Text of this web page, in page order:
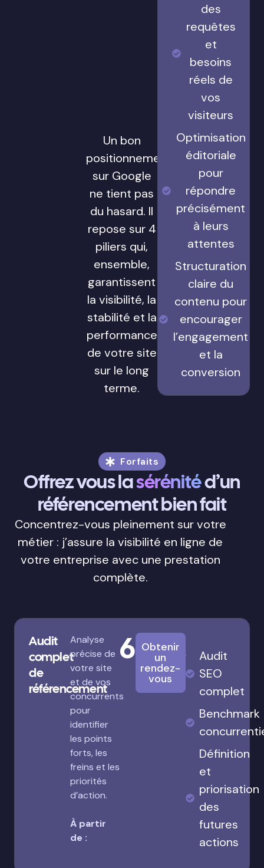
Un bon
positionnement
sur Google
ne tient pas
du hasard. Il
repose sur 4
piliers qui,
ensemble,
garantissent
la visibilité, la
stabilité et la
performance
de votre site
sur le long
terme.
des
requêtes
et
besoins
réels de
vos
visiteurs
Optimisation
éditoriale
pour
répondre
précisément
à leurs
attentes
Structuration
claire du
contenu pour
encourager
l’engagement
et la
conversion
Forfaits
Offrez vous lasérénitéd’un
référencement bien fait
Concentrez-vous pleinement sur votre
métier : j’assure la visibilité en ligne de
votre entreprise avec une prestation
complète.
Audit
complet
de
référencement
Analyse
précise de
votre site
et de vos
concurrents
pour
identifier
les points
forts, les
freins et les
priorités
d’action.
À partir
de :
680€
Obtenir
un
rendez-
vous
Audit
SEO
complet
Benchmark
Définition
et
priorisation
des
futures
actions